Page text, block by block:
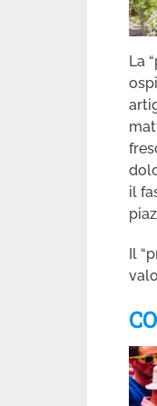
La
il
Il